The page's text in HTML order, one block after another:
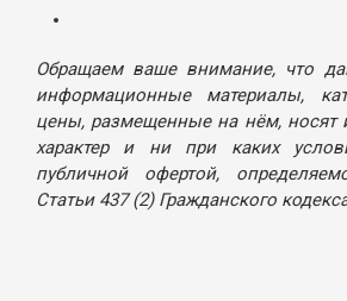
Обращаем ваше внимание, что
информационные материалы,
цены, размещенные на нём,
характер и ни при каких
публичной офертой,
Статьи 437 (2) Гражданского